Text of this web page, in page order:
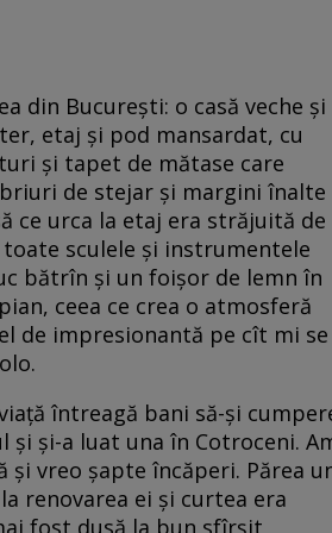
din București: o casă veche și
etaj și pod mansardat, cu
și tapet de mătase care
de stejar și margini înalte
ce urca la etaj era străjuită de
sculele și instrumentele
bătrîn și un foișor de lemn în
ceea ce crea o atmosferă
de impresionantă pe cît mi se
întreagă bani să-și
și și-a luat una în Cotroceni.
vreo șapte încăperi. Părea
renovarea ei și curtea era
fost dusă la bun sfîrșit,